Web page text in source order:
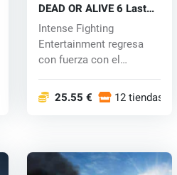
DEAD OR ALIVE 6 Last
Round (PC) key
Intense Fighting
Entertainment regresa
con fuerza con el
25.55 € 12 tiendas